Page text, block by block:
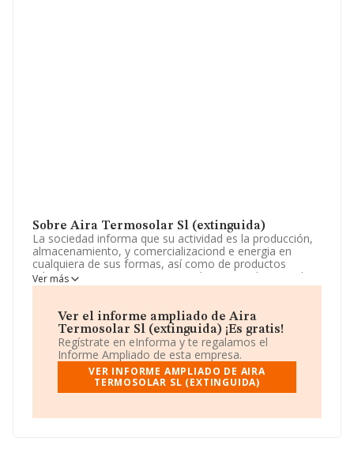
Sobre Aira Termosolar Sl (extinguida)
La sociedad informa que su actividad es la producción,
almacenamiento, y comercializaciond e energia en
cualquiera de sus formas, así como de productos
relativos, materias primas o productos resultantes, de
procesos de generacion de energia, etc. La sociedad
Limitada. Tiene CNAE: 3511 - '%cnae%'. La empresa no
tiene actividad en mercados exteriores.
Para ponerse en contacto con sus oficinas, la empresa
facilita el número de teléfono 938684970.
La empresaAira Termosolar S.L (extinguida), NIF
Cort Par 7. Nav 1, (08261), en el municipio de Cardona,
Ver más
Ver el informe ampliado de Aira
Termosolar Sl (extinguida) ¡Es gratis!
Regístrate en eInforma y te regalamos el
Informe Ampliado de esta empresa.
VER INFORME AMPLIADO DE AIRA
TERMOSOLAR SL (EXTINGUIDA)